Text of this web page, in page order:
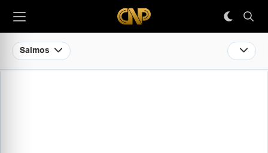
Salmos